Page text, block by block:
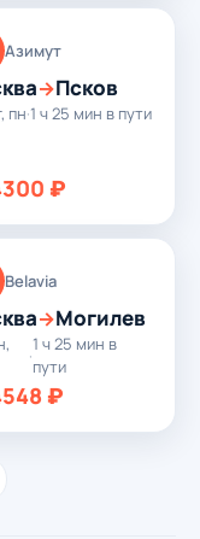
Азимут
→Псков
пн·1 ч 25 мин в пути
₽
Belavia
→Могилев
·
1 ч 25 мин в
пути
₽